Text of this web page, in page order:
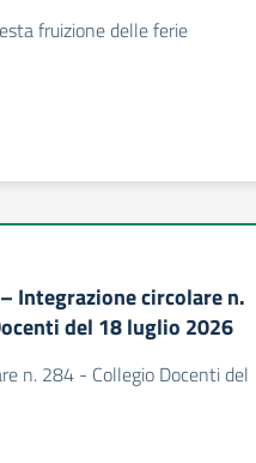
fruizione delle ferie
Integrazione circolare n.
del 18 luglio 2026
n. 284 - Collegio Docenti del